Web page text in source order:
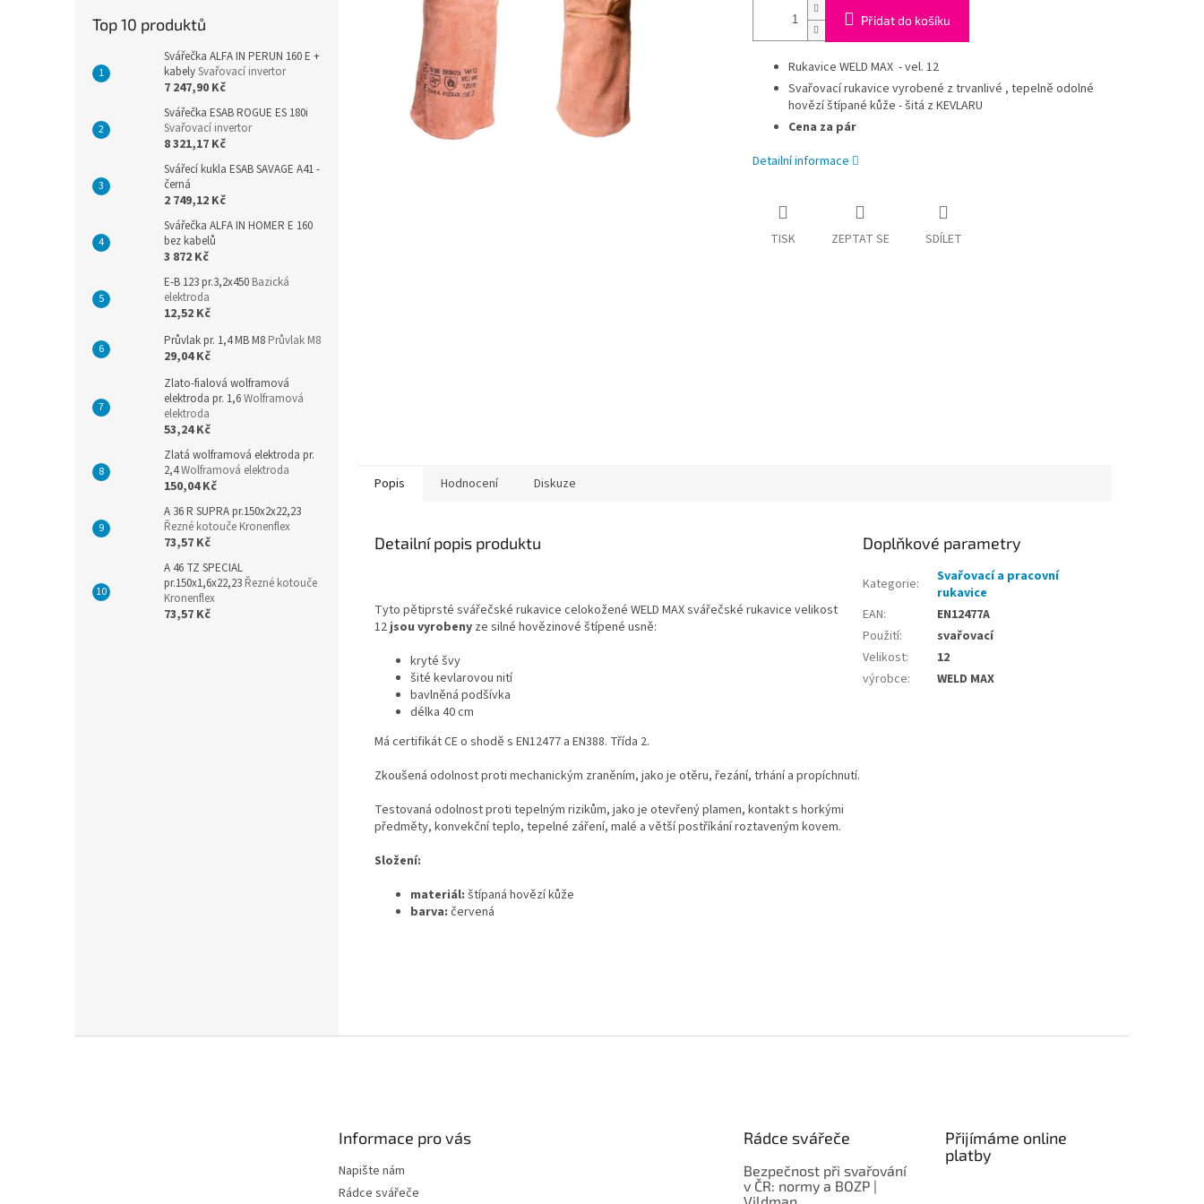
Top 10 produktů
Svářečka ALFA IN PERUN 160 E +
kabelySvařovací invertor
7 247,90 Kč
Svářečka ESAB ROGUE ES 180i
Svařovací invertor
8 321,17 Kč
Svářecí kukla ESAB SAVAGE A41 -
černá
2 749,12 Kč
Svářečka ALFA IN HOMER E 160
bez kabelů
3 872 Kč
E-B 123 pr.3,2x450 Bazická
elektroda
12,52 Kč
Průvlak pr. 1,4 MB M8 Průvlak M8
29,04 Kč
Zlato-fialová wolframová
elektroda pr. 1,6Wolframová
elektroda
53,24 Kč
Zlatá wolframová elektroda pr.
2,4Wolframová elektroda
150,04 Kč
A 36 R SUPRA pr.150x2x22,23
Řezné kotouče Kronenflex
73,57 Kč
A 46 TZ SPECIAL
pr.150x1,6x22,23 Řezné kotouče
Kronenflex
73,57 Kč
Přidat do košíku
Rukavice WELD MAX - vel. 12
Svařovací rukavice vyrobené z trvanlivé , tepelně odolné
hovězí štípané kůže - šitá z KEVLARU
Cena za pár
Detailní informace
TISK ZEPTAT SE SDÍLET
Popis Hodnocení Diskuze
Detailní popis produktu
Tyto pětiprsté svářečské rukavice celokožené WELD MAX svářečské rukavice velikost
12jsou vyrobeny ze silné hovězinové štípené usně:
kryté švy
šité kevlarovou nití
bavlněná podšívka
délka 40 cm
Má certifikát CE o shodě s EN12477 a EN388. Třída 2.
Zkoušená odolnost proti mechanickým zraněním, jako je otěru, řezání, trhání a propíchnutí.
Testovaná odolnost proti tepelným rizikům, jako je otevřený plamen, kontakt s horkými
předměty, konvekční teplo, tepelné záření, malé a větší postříkání roztaveným kovem.
Složení:
materiál: štípaná hovězí kůže
barva: červená
Doplňkové parametry
Kategorie:
Svařovací a pracovní
rukavice
EAN:
EN12477A
Použití:
svařovací
Velikost:
12
výrobce: WELD MAX
Informace pro vás
Napište nám
Rádce svářeče
Rádce svářeče
Bezpečnost při svařování
v ČR: normy a BOZP |
Přijímáme online
platby